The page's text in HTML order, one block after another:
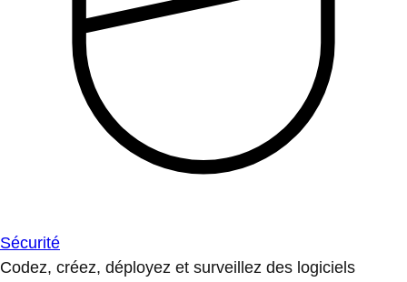
Sécurité
Codez, créez, déployez et surveillez des logiciels